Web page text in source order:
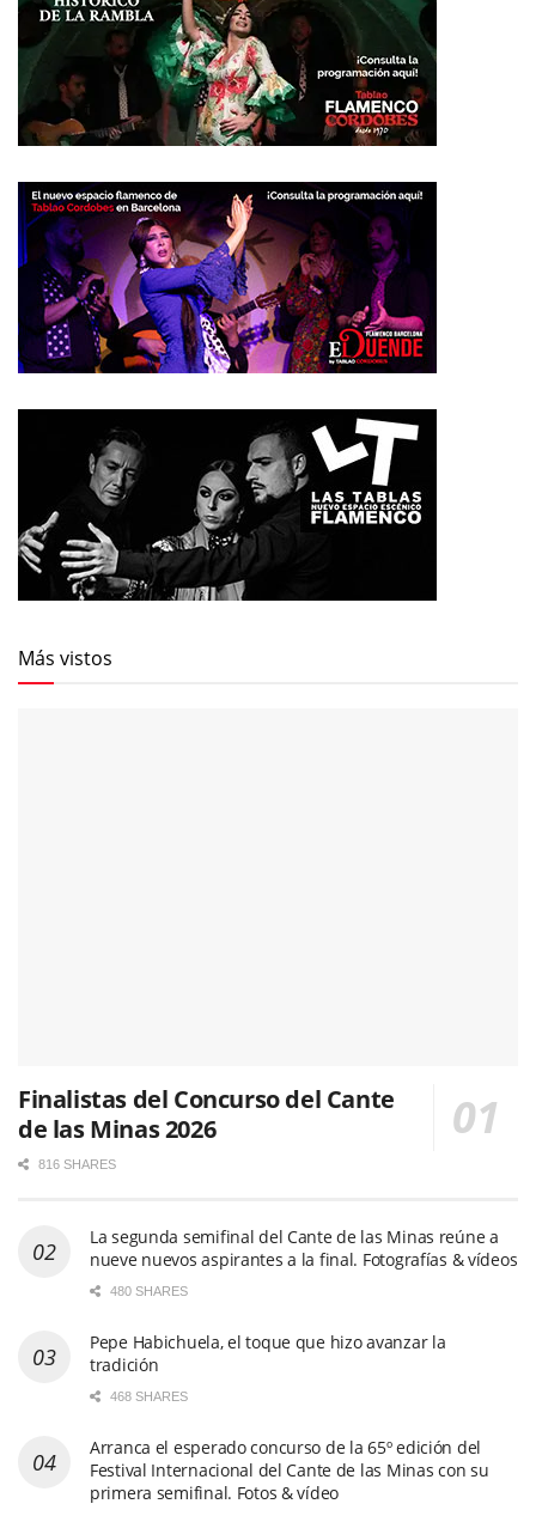
Más vistos
Finalistas del Concurso del Cante
de las Minas 2026
816 SHARES
La segunda semifinal del Cante de las Minas reúne a
nueve nuevos aspirantes a la final. Fotografías & vídeos
480 SHARES
Pepe Habichuela, el toque que hizo avanzar la
tradición
468 SHARES
Arranca el esperado concurso de la 65º edición del
Festival Internacional del Cante de las Minas con su
primera semifinal. Fotos & vídeo